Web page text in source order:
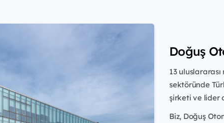
Doğuş
13
sektöründe
şirketi ve lider
Biz, Doğuş